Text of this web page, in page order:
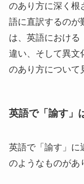
のあり方に深く根
語に直訳するのが
は、英語における
違い、そして異文
のあり方について
英語で「諭す」
英語で「諭す」に
のようなものがあ